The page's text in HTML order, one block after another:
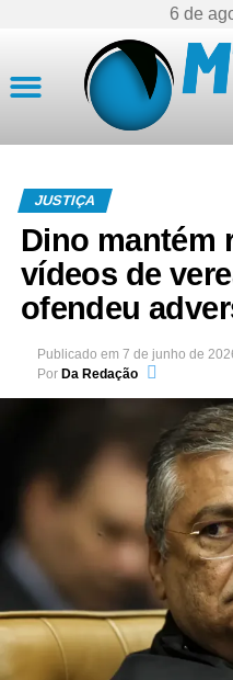
6 de
JUSTIÇA
Dino mantém
vídeos de
ofendeu
Publicado em 7 de junho de
Por Da Redação